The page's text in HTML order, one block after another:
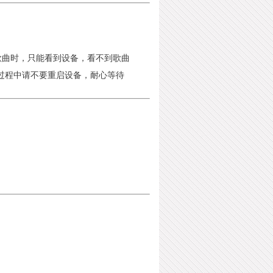
时，只能看到设备，看不到歌曲
程中请不要重启设备，耐心等待